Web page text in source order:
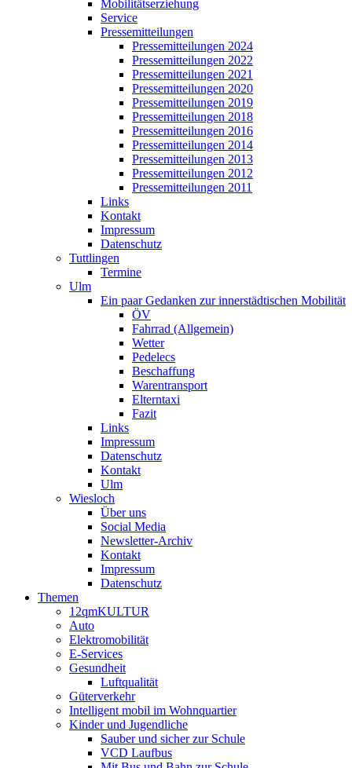
Mobilitätserziehung
Service
Pressemitteilungen
Pressemitteilungen 2024
Pressemitteilungen 2022
Pressemitteilungen 2021
Pressemitteilungen 2020
Pressemitteilungen 2019
Pressemitteilungen 2018
Pressemitteilungen 2016
Pressemitteilungen 2014
Pressemitteilungen 2013
Pressemitteilungen 2012
Pressemitteilungen 2011
Links
Kontakt
Impressum
Datenschutz
Tuttlingen
Termine
Ulm
Ein paar Gedanken zur innerstädtischen Mobilität
ÖV
Fahrrad (Allgemein)
Wetter
Pedelecs
Beschaffung
Warentransport
Elterntaxi
Fazit
Links
Impressum
Datenschutz
Kontakt
Ulm
Wiesloch
Über uns
Social Media
Newsletter-Archiv
Kontakt
Impressum
Datenschutz
Themen
12qmKULTUR
Auto
Elektromobilität
E-Services
Gesundheit
Luftqualität
Güterverkehr
Intelligent mobil im Wohnquartier
Kinder und Jugendliche
Sauber und sicher zur Schule
VCD Laufbus